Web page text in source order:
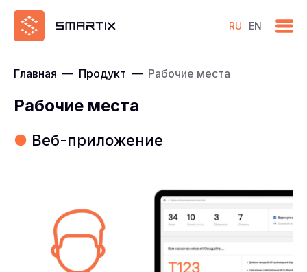
RU EN
Главная — Продукт — Рабочие места
Рабочие места
● Веб-приложение